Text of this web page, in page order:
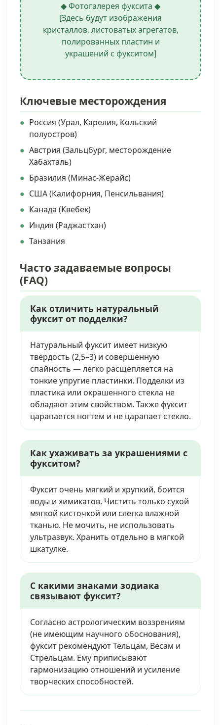
◆ Фотогалерея фуксита ◆
[Здесь будут изображения
кристаллов, листоватых агрегатов,
полированных пластин и
украшений с фукситом]
Ключевые месторождения
Россия (Урал, Карелия, Кольский
полуостров)
Австрия (Зальцбург, месторождение
Хабахталь)
Бразилия (Минас-Жерайс)
США (Калифорния, Пенсильвания)
Канада (Квебек)
Индия (Раджастхан)
Танзания
Часто задаваемые вопросы
(FAQ)
Как отличить натуральный
фуксит от подделки?
Натуральный фуксит имеет низкую
твёрдость (2,5–3) и совершенную
спайность — легко расщепляется на
тонкие упругие пластинки. Подделки из
пластика или окрашенного стекла не
обладают этим свойством. Также фуксит
царапается ногтем и не царапает стекло.
Как ухаживать за украшениями с
фукситом?
Фуксит очень мягкий и хрупкий, боится
воды и химикатов. Чистить только сухой
мягкой кисточкой или слегка влажной
тканью. Не мочить, не использовать
ультразвук. Хранить отдельно в мягкой
шкатулке.
С какими знаками зодиака
связывают фуксит?
Согласно астрологическим воззрениям
(не имеющим научного обоснования),
фуксит рекомендуют Тельцам, Весам и
Стрельцам. Ему приписывают
гармонизацию отношений и усиление
творческих способностей.